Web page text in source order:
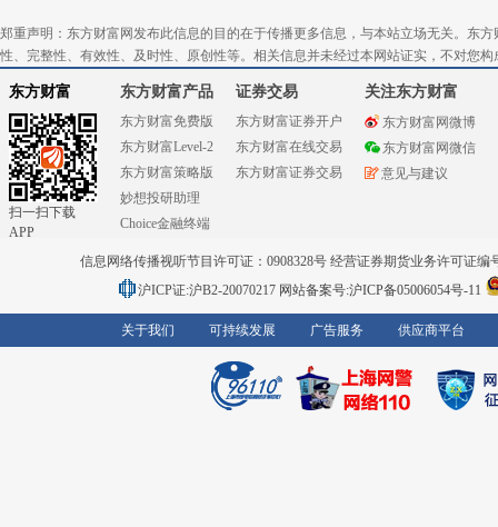
郑重声明：东方财富网发布此信息的目的在于传播更多信息，与本站立场无关。东
性、完整性、有效性、及时性、原创性等。相关信息并未经过本网站证实，不对您
东方财富
扫一扫下载
APP
东方财富产品
东方财富免费版
东方财富Level-2
东方财富策略版
妙想投研助理
Choice金融终端
证券交易
东方财富证券开户
东方财富在线交易
东方财富证券交易
关注东方财富
东方财富网微博
东方财富网微信
意见与建议
信息网络传播视听节目许可证：0908328号 经营证券期货业务许可证编
沪ICP证:沪B2-20070217 网站备案号:沪ICP备05006054号-11
关于我们 可持续发展 广告服务 供应商平台